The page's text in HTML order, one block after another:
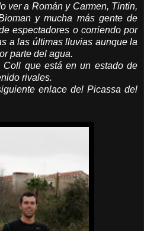
ver a Román y Carmen, Tintin,
y mucha más gente de
espectadores o corriendo por
a las últimas lluvias aunque la
parte del agua.
que está en un estado de
rivales.
enlace del Picassa del